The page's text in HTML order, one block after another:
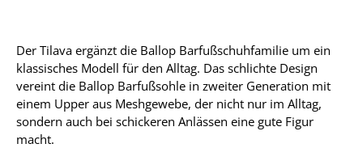
Der Tilava ergänzt die Ballop Barfußschuhfamilie um ein
klassisches Modell für den Alltag. Das schlichte Design
vereint die Ballop Barfußsohle in zweiter Generation mit
einem Upper aus Meshgewebe, der nicht nur im Alltag,
sondern auch bei schickeren Anlässen eine gute Figur
macht.